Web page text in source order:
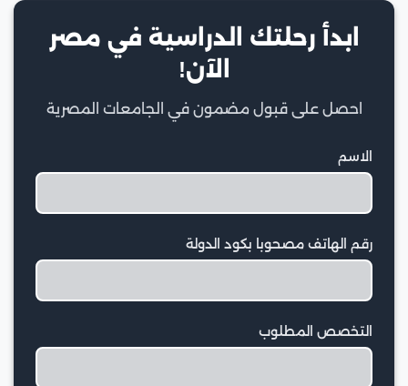
ابدأ رحلتك الدراسية في مصر
الآن!
احصل على قبول مضمون في الجامعات المصرية
الاسم
رقم الهاتف مصحوبا بكود الدولة
التخصص المطلوب